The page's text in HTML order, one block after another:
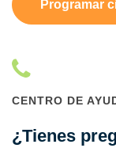
Programar
CENTRO DE
¿Tienes